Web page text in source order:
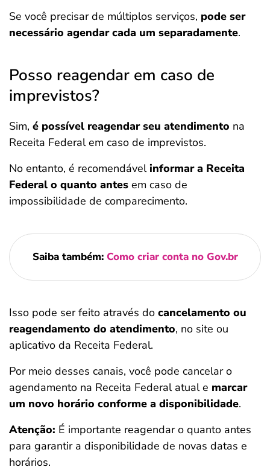
Se você precisar de múltiplos serviços, pode ser
necessário agendar cada um separadamente.
Posso reagendar em caso de
imprevistos?
Sim, é possível reagendar seu atendimento na
Receita Federal em caso de imprevistos.
No entanto, é recomendável informar a Receita
Federal o quanto antes em caso de
impossibilidade de comparecimento.
Saiba também: Como criar conta no Gov.br
Isso pode ser feito através do cancelamento ou
reagendamento do atendimento, no site ou
aplicativo da Receita Federal.
Por meio desses canais, você pode cancelar o
agendamento na Receita Federal atual e marcar
um novo horário conforme a disponibilidade.
Atenção: É importante reagendar o quanto antes
para garantir a disponibilidade de novas datas e
horários.